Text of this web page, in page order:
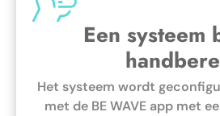
Een systeem
Het systeem wordt
met de BE WAVE app met